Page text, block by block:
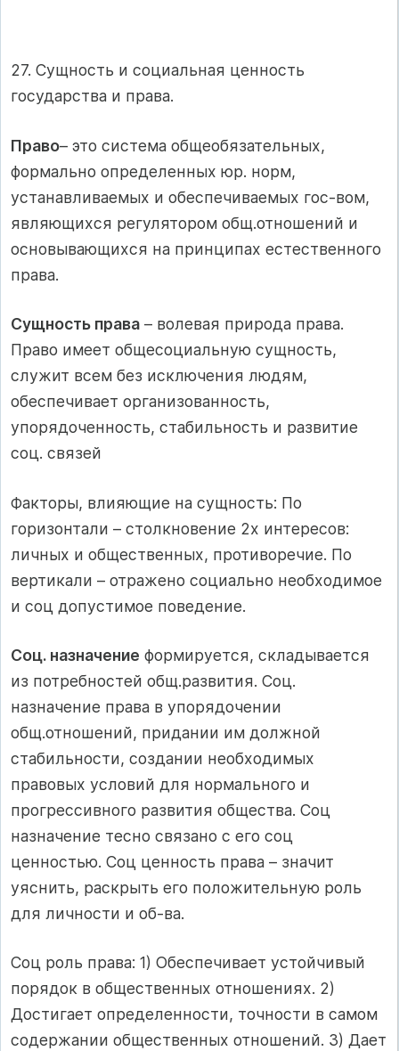
27. Сущность и социальная ценность
государства и права.
Право– это система общеобязательных,
формально определенных юр. норм,
устанавливаемых и обеспечиваемых гос-вом,
являющихся регулятором общ.отношений и
основывающихся на принципах естественного
права.
Сущность права – волевая природа права.
Право имеет общесоциальную сущность,
служит всем без исключения людям,
обеспечивает организованность,
упорядоченность, стабильность и развитие
соц. связей
Факторы, влияющие на сущность: По
горизонтали – столкновение 2х интересов:
личных и общественных, противоречие. По
вертикали – отражено социально необходимое
и соц допустимое поведение.
Соц. назначение формируется, складывается
из потребностей общ.развития. Соц.
назначение права в упорядочении
общ.отношений, придании им должной
стабильности, создании необходимых
правовых условий для нормального и
прогрессивного развития общества. Соц
назначение тесно связано с его соц
ценностью. Соц ценность права – значит
уяснить, раскрыть его положительную роль
для личности и об-ва.
Соц роль права: 1) Обеспечивает устойчивый
порядок в общественных отношениях. 2)
Достигает определенности, точности в самом
содержании общественных отношений. 3) Дает